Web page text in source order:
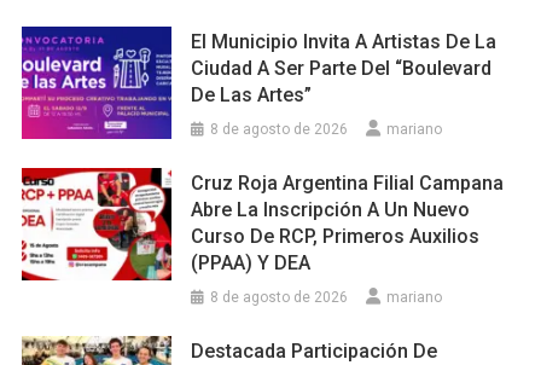
El Municipio Invita A Artistas De La
Ciudad A Ser Parte Del “Boulevard
De Las Artes”
8 de agosto de 2026 mariano
Cruz Roja Argentina Filial Campana
Abre La Inscripción A Un Nuevo
Curso De RCP, Primeros Auxilios
(PPAA) Y DEA
8 de agosto de 2026 mariano
Destacada Participación De